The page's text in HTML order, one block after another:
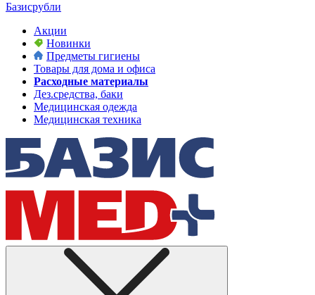
Базисрубли
Акции
Новинки
Предметы гигиены
Товары для дома и офиса
Расходные материалы
Дез.средства, баки
Медицинская одежда
Медицинская техника